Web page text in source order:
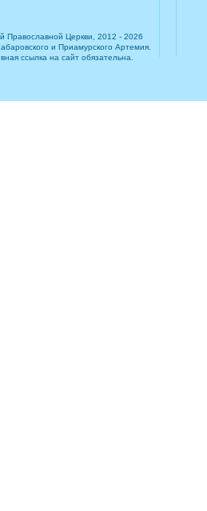
Православной Церкви, 2012 - 2026
и Приамурского Артемия.
ссылка на сайт обязательна.